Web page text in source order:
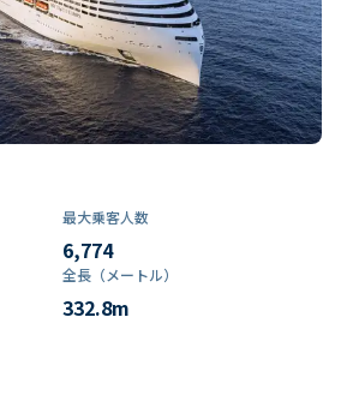
最大乗客人数
6,774
全長（メートル）
332.8m